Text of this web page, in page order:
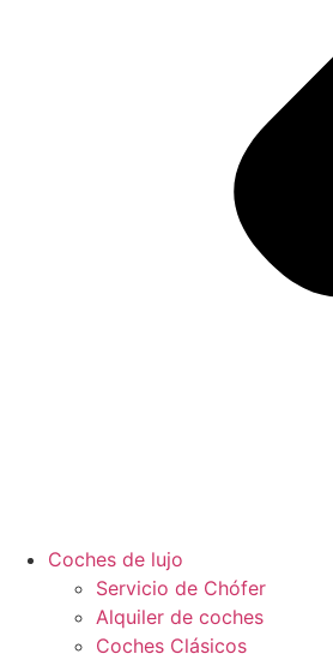
Coches de lujo
Servicio de Chófer
Alquiler de coches
Coches Clásicos